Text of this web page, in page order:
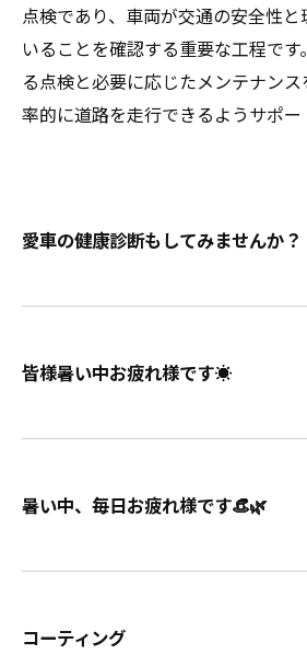
点検であり、車両が交通の安全性
いることを確認する重要な工程で
る点検と必要に応じたメンテナン
率的に道路を走行できるようサポー
愛車の健康診断もしてみませんか？
皆様暑い中お疲れ様です☀️
暑い中、毎日お疲れ様です👒🌿
コーティング